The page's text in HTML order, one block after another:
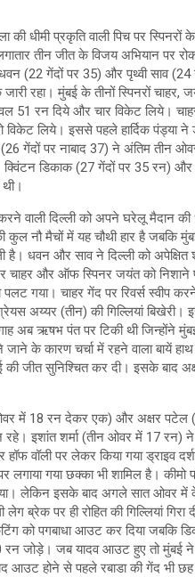
की धीमी प्रकृति वाली पिच पर
तीन जीत के विजय अभियान पर
(22 गेंदों पर 35) और पृथ्वी साव
रहा। मुंबई के तीनों स्पिनरों
रन दिये और चार विकेट लिये।
लिये। इससे पहले हार्दिक पंड्या
गेंदों पर नाबाद 37) ने अंतिम तीन
डिकाक (27 गेंदों पर 35 रन) और
वाली दिल्ली को अपने घरेलू मैदान
कुल नौ मैचों में यह चौथी हार है
धवन और साव ने दिल्ली को अपेक्षित
चाहर और ऑफ स्पिनर जयंत को निशाने
गया। चाहर गेंद पर रिवर्स स्वीप
अय्यर (तीन) की गिल्लियां बिखेरी।
अब ऋषभ पंत पर टिकी थी जिन्होंने
जाने के कारण चर्चा में रहने वाला बायें
सुनिश्चित कर दी। इसके बाद
में 18 रन देकर एक) और अक्षर
इशांत शर्मा (तीन ओवर में 17
हॉफ वॉली पर लेकर किया गया ड्राइव
गया छक्का भी शामिल है।
लेकिन इसके बाद अगले सात ओवर
ब्रेक पर ही रोहित की गिल्लियां
को पगबाधा आउट कर दिया जबकि
जब यादव आउट हुए तो मुंबई ने
आउट होने से पहले रबाडा की गेंद भी